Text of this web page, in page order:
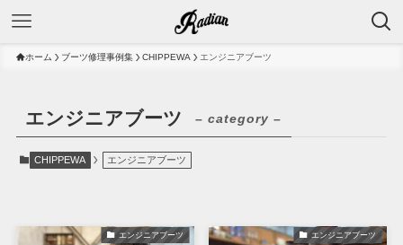
ホーム ブーツ修理事例集 CHIPPEWA エンジニアブーツ
エンジニアブーツ – category –
CHIPPEWA エンジニアブーツ
エンジニアブーツ エンジニアブーツ